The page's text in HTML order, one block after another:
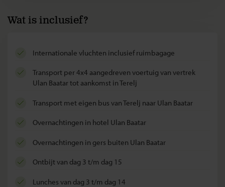
Wat is inclusief?
internationale vluchten inclusief ruimbagage
transport per 4x4 aangedreven voertuig van vertrek
Ulan Baatar tot aankomst in Terelj
transport met eigen bus van Terelj naar Ulan Baatar
overnachtingen in hotel Ulan Baatar
overnachtingen in gers buiten Ulan Baatar
ontbijt van dag 3 t/m dag 15
lunches van dag 3 t/m dag 14